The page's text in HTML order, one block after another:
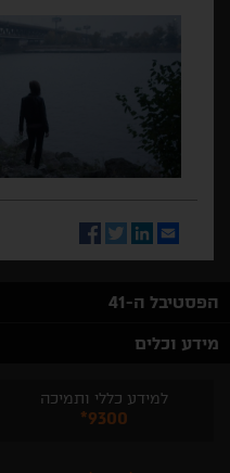
Email
LinkedIn
Twitter
Facebook
הפסטיבל ה-41
מידע וכלים
למידע כללי ותמיכה
*9300